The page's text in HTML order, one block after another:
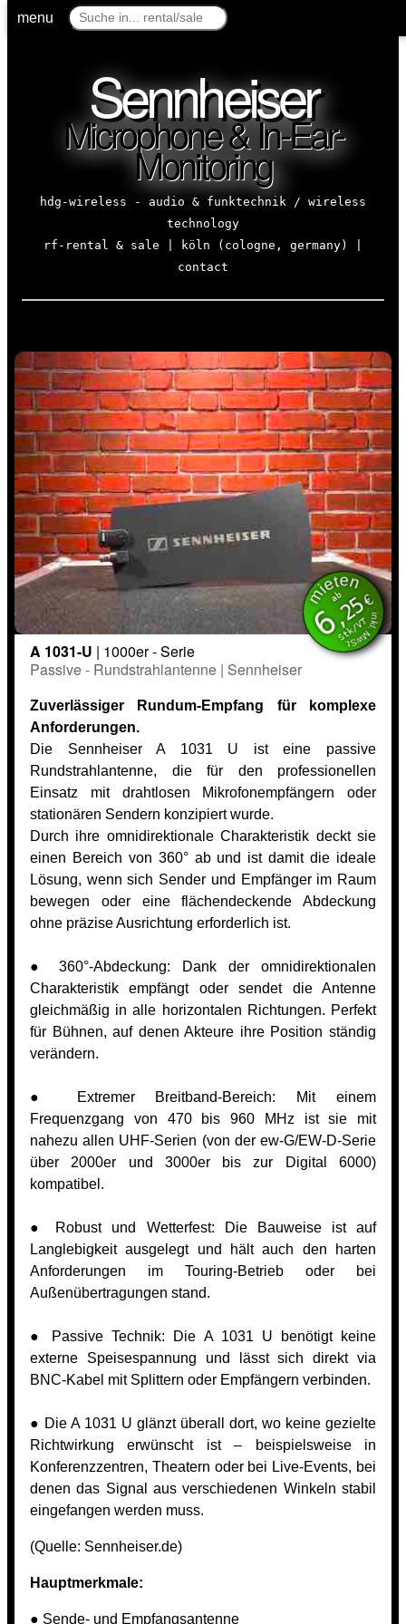
menu
Sennheiser
Microphone & In-Ear-
Monitoring
hdg-wireless - audio & funktechnik / wireless
technology
rf-rental & sale | köln (cologne, germany) |
contact
mieten
inkl. MwSt.
ab
6,25€
Stk/VT
A 1031-U | 1000er - Serie
Passive - Rundstrahlantenne | Sennheiser
Zuverlässiger Rundum-Empfang für komplexe
Anforderungen.
Die Sennheiser A 1031 U ist eine passive
Rundstrahlantenne, die für den professionellen
Einsatz mit drahtlosen Mikrofonempfängern oder
stationären Sendern konzipiert wurde.
Durch ihre omnidirektionale Charakteristik deckt sie
einen Bereich von 360° ab und ist damit die ideale
Lösung, wenn sich Sender und Empfänger im Raum
bewegen oder eine flächendeckende Abdeckung
ohne präzise Ausrichtung erforderlich ist.
● 360°-Abdeckung: Dank der omnidirektionalen
Charakteristik empfängt oder sendet die Antenne
gleichmäßig in alle horizontalen Richtungen. Perfekt
für Bühnen, auf denen Akteure ihre Position ständig
verändern.
● Extremer Breitband-Bereich: Mit einem
Frequenzgang von 470 bis 960 MHz ist sie mit
nahezu allen UHF-Serien (von der ew-G/EW-D-Serie
über 2000er und 3000er bis zur Digital 6000)
kompatibel.
● Robust und Wetterfest: Die Bauweise ist auf
Langlebigkeit ausgelegt und hält auch den harten
Anforderungen im Touring-Betrieb oder bei
Außenübertragungen stand.
● Passive Technik: Die A 1031 U benötigt keine
externe Speisespannung und lässt sich direkt via
BNC-Kabel mit Splittern oder Empfängern verbinden.
● Die A 1031 U glänzt überall dort, wo keine gezielte
Richtwirkung erwünscht ist – beispielsweise in
Konferenzzentren, Theatern oder bei Live-Events, bei
denen das Signal aus verschiedenen Winkeln stabil
eingefangen werden muss.
(Quelle: Sennheiser.de)
Hauptmerkmale:
● Sende- und Empfangsantenne